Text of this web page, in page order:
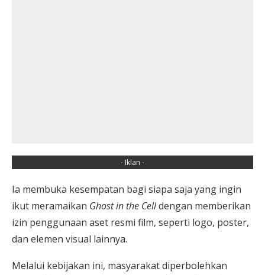
- Iklan -
Ia membuka kesempatan bagi siapa saja yang ingin
ikut meramaikan Ghost in the Celldengan memberikan
izin penggunaan aset resmi film, seperti logo, poster,
dan elemen visual lainnya.
Melalui kebijakan ini, masyarakat diperbolehkan